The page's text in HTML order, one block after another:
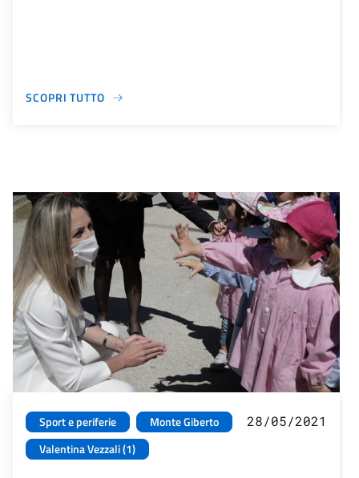
SCOPRI TUTTO
Sport e periferie
Monte Giberto
Valentina Vezzali (1)
28/05/2021